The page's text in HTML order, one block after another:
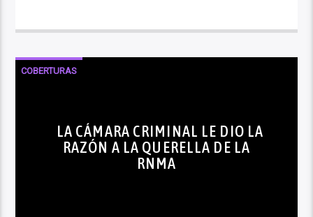
COBERTURAS
LA CÁMARA CRIMINAL LE DIO LA
RAZÓN A LA QUERELLA DE LA
RNMA